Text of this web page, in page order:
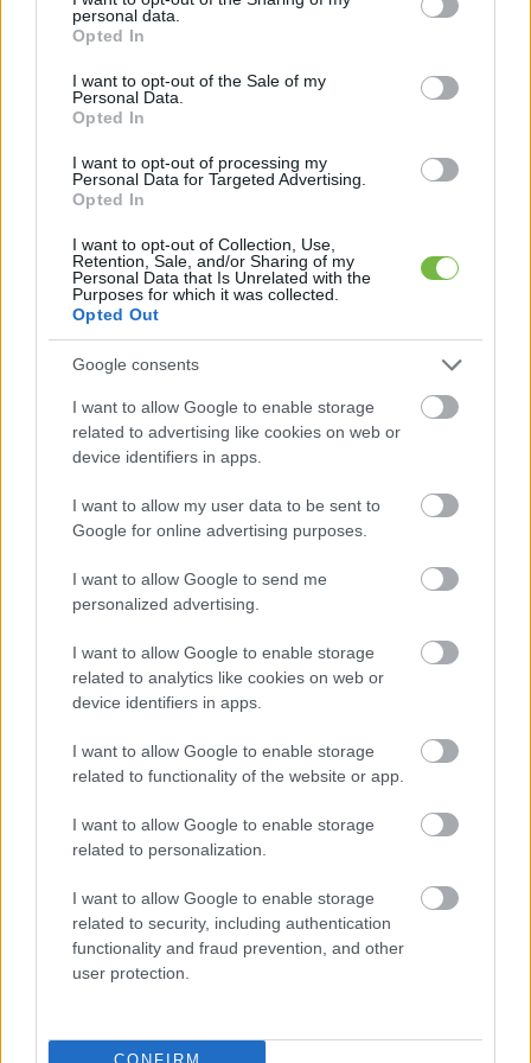
grant or deny consent to Google and its third-party tags to
use your data for below specified purposes in below Google
consent section.
personal data.
Opted In
I want to opt-out of the Sale of my
Personal Data.
Opted In
I want to opt-out of processing my
Personal Data for Targeted Advertising.
Opted In
I want to opt-out of Collection, Use,
Retention, Sale, and/or Sharing of my
Personal Data that Is Unrelated with the
Purposes for which it was collected.
Opted Out
Google consents
I want to allow Google to enable storage
related to advertising like cookies on web or
device identifiers in apps.
I want to allow my user data to be sent to
Google for online advertising purposes.
I want to allow Google to send me
personalized advertising.
I want to allow Google to enable storage
related to analytics like cookies on web or
device identifiers in apps.
I want to allow Google to enable storage
related to functionality of the website or app.
I want to allow Google to enable storage
related to personalization.
I want to allow Google to enable storage
related to security, including authentication
functionality and fraud prevention, and other
user protection.